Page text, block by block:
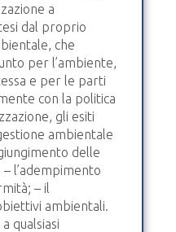
a
dal proprio
che
per l’ambiente,
e per le parti
con la politica
gli esiti
ambientale
delle
l’adempimento
– il
ambientali.
qualsiasi